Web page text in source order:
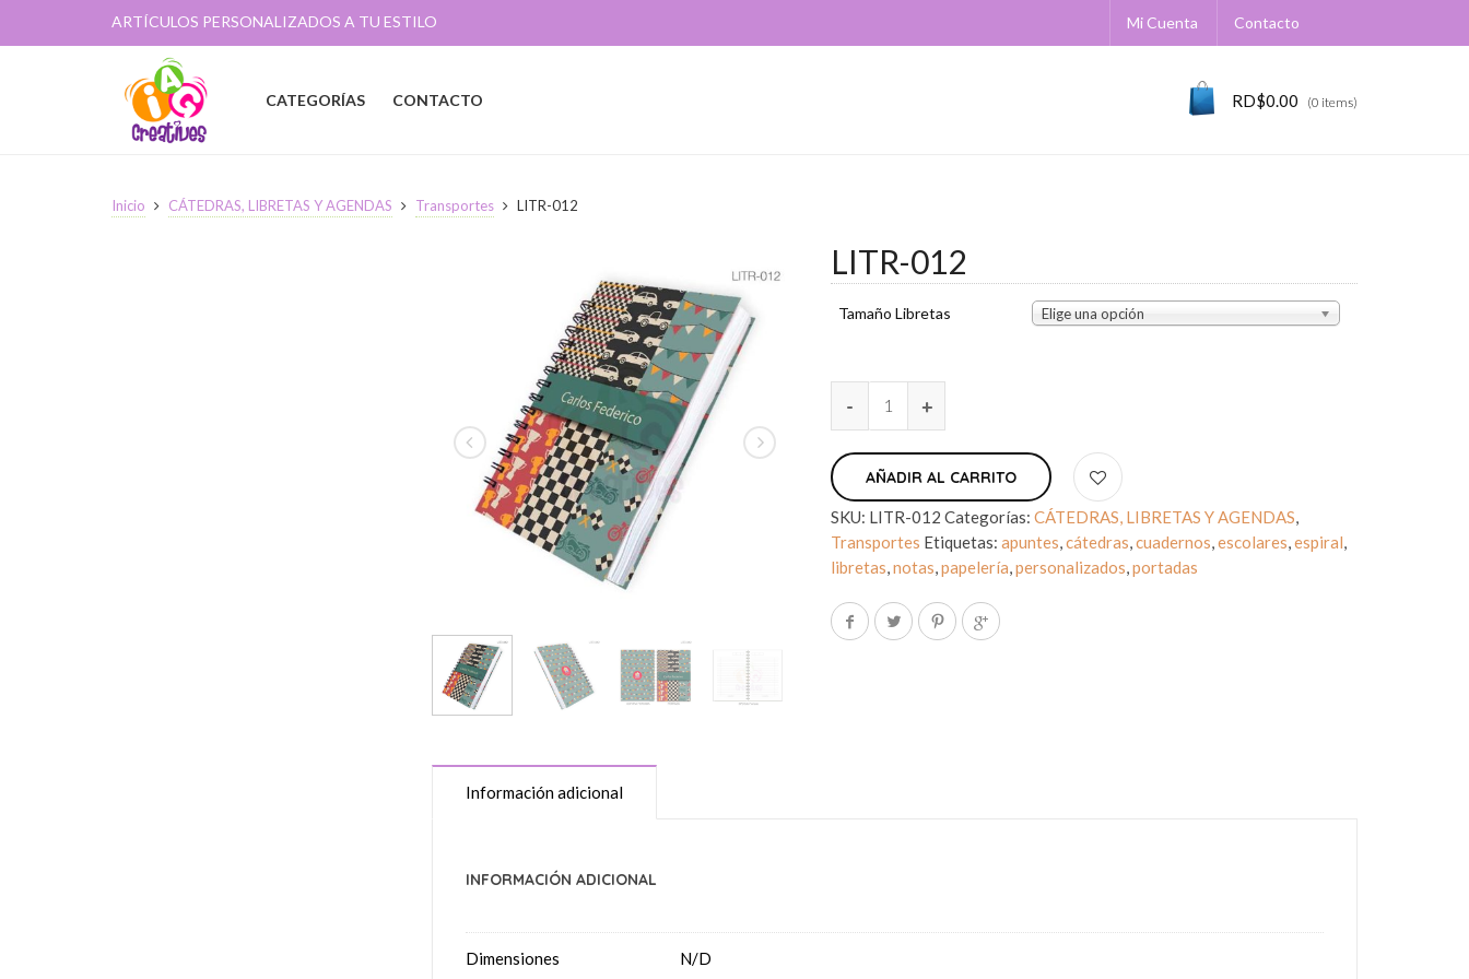
ARTÍCULOS PERSONALIZADOS A TU ESTILO Mi Cuenta Contacto
RD$0.00 (0 items)
CATEGORÍAS CONTACTO
Inicio CÁTEDRAS, LIBRETAS Y AGENDAS Transportes LITR-012
LITR-012
Tamaño Libretas Elige una opción
AÑADIR AL CARRITO
SKU: LITR-012 Categorías:CÁTEDRAS, LIBRETAS Y AGENDAS,
Transportes Etiquetas:apuntes,cátedras,cuadernos,escolares,espiral,
libretas,notas,papelería,personalizados,portadas
Información adicional
INFORMACIÓN ADICIONAL
Dimensiones N/D